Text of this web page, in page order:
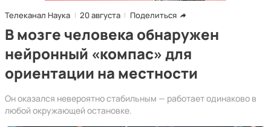
Телеканал Наука 20 августа Поделиться
В мозге человека обнаружен
нейронный «компас» для
ориентации на местности
Он оказался невероятно стабильным — работает одинаково в
любой окружающей остановке.